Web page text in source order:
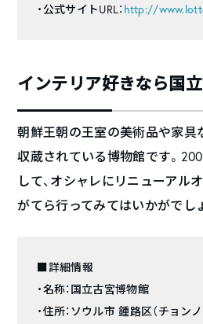
・公式サイトURL： http://
インテリア好きなら国
朝鮮王朝の王室の美術品や家具
収蔵されている博物館です。
して、オシャレにリニューアル
がてら行ってみてはいかがでし
■詳細情報
・名称：国立古宮博物館
・住所：ソウル市 鍾路区（チョン